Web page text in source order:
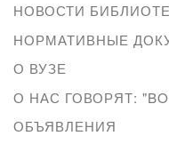
НОВОСТИ
НОРМАТИВНЫЕ
О ВУЗЕ
О НАС ГОВОРЯТ:
ОБЪЯВЛЕНИЯ